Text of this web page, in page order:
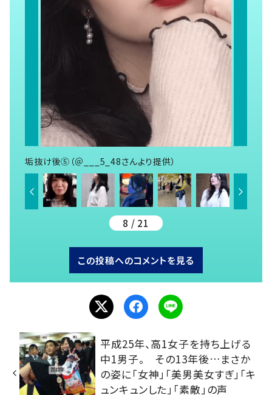
垢抜け後⑤（＠___5_48さんより提供）
8 / 21
この投稿へのコメントを見る
平成25年、高1女子を持ち上げる
中1男子。 その13年後…まさか
の姿に「女神」「美男美女すぎ」「キ
ュンキュンした」「素敵」の声